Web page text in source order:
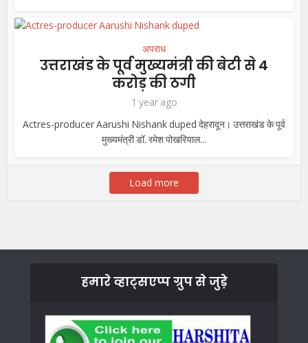
अपराध
उत्तराखंड के पूर्व मुख्यमंत्री की बेटी से 4
करोड़ की ठगी
1 year ago
Actres-producer Aarushi Nishank duped देहरादून। उत्तराखंड के पूर्व
मुख्यमंत्री डॉ. रमेश पोखरियाल...
Load more
हमारे व्हाट्सएप्प ग्रुप से जुड़े